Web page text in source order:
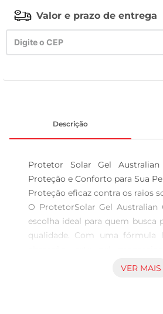
Valor e prazo de entrega
Descrição
Protetor Solar Gel
Proteção e Conforto para Sua
Proteção eficaz contra os raios
O ProtetorSolar Gel Australian
escolha ideal para quem busca
qualidade. Com uma fórmula
eficaz contra os raios UVA e
VER MAIS